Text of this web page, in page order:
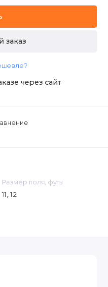
заказ
через сайт
Размер поля, футы
11, 12